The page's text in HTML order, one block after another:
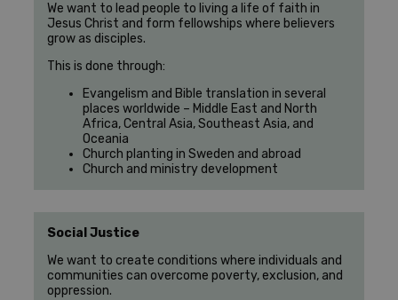
We want to lead people to living a life of faith in
Jesus Christ and form fellowships where believers
grow as disciples.
This is done through:
Evangelism and Bible translation in several
places worldwide – Middle East and North
Africa, Central Asia, Southeast Asia, and
Oceania
Church planting in Sweden and abroad
Church and ministry development
Social Justice
We want to create conditions where individuals and
communities can overcome poverty, exclusion, and
oppression.